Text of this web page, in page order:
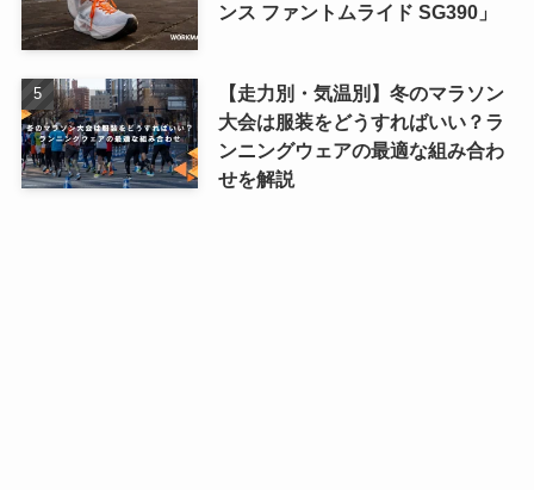
ンス ファントムライド SG390」
【走力別・気温別】冬のマラソン
大会は服装をどうすればいい？ラ
ンニングウェアの最適な組み合わ
せを解説